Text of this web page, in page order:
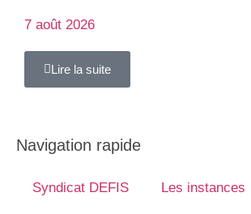
7 août 2026
Lire la suite
Navigation rapide
Syndicat DEFIS Les instances